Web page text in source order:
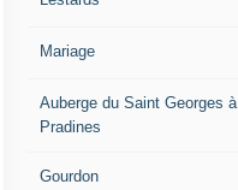
Mariage
Auberge du Saint Georges à
Pradines
Gourdon